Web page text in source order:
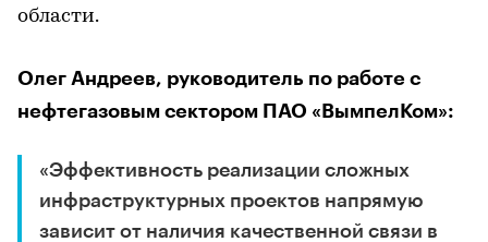
области.
Олег Андреев, руководитель по работе с
нефтегазовым сектором ПАО «ВымпелКом»:
«Эффективность реализации сложных
инфраструктурных проектов напрямую
зависит от наличия качественной связи в